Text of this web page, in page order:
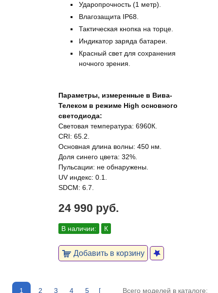
Ударопрочность (1 метр).
Влагозащита IP68.
Тактическая кнопка на торце.
Индикатор заряда батареи.
Красный свет для сохранения
ночного зрения.
Параметры, измеренные в Вива-
Телеком в режиме High основного
светодиода:
Световая температура: 6960К.
CRI: 65.2.
Основная длина волны: 450 нм.
Доля синего цвета: 32%.
Пульсации: не обнаружены.
UV индекс: 0.1.
SDCM: 6.7.
24 990 руб.
В наличии: К
Добавить в корзину
1 2 3 4 5 [ Всего моделей в каталоге: